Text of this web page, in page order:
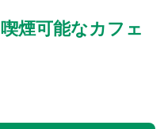
煙可能なカフェ